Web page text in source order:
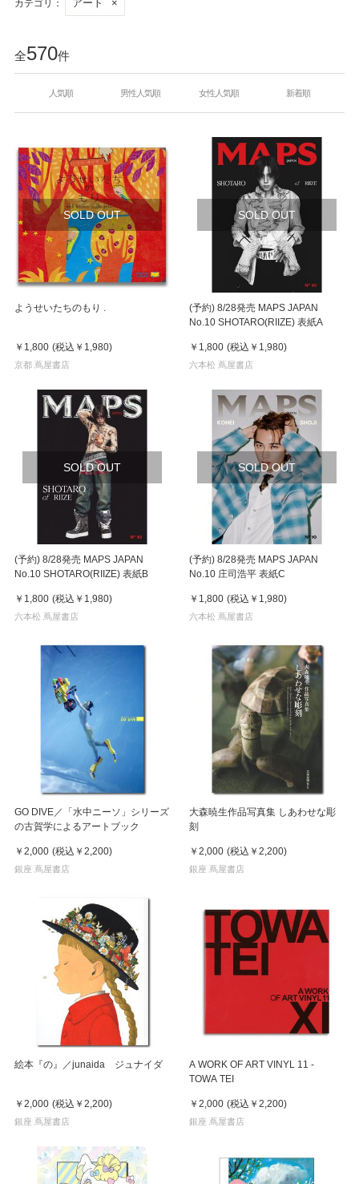
カテゴリ： アート ×
全570件
人気順 男性人気順 女性人気順 新着順
SOLD OUT
ようせいたちのもり .
￥1,800 (税込 ￥1,980)
京都 蔦屋書店
SOLD OUT
(予約) 8/28発売 MAPS JAPAN
No.10 SHOTARO(RIIZE) 表紙A
￥1,800 (税込 ￥1,980)
六本松 蔦屋書店
SOLD OUT
(予約) 8/28発売 MAPS JAPAN
No.10 SHOTARO(RIIZE) 表紙B
￥1,800 (税込 ￥1,980)
六本松 蔦屋書店
SOLD OUT
(予約) 8/28発売 MAPS JAPAN
No.10 庄司浩平 表紙C
￥1,800 (税込 ￥1,980)
六本松 蔦屋書店
GO DIVE／「水中ニーソ」シリーズ
の古賀学によるアートブック
￥2,000 (税込 ￥2,200)
銀座 蔦屋書店
大森暁生作品写真集 しあわせな彫
刻
￥2,000 (税込 ￥2,200)
銀座 蔦屋書店
絵本『の』／junaida ジュナイダ
￥2,000 (税込 ￥2,200)
銀座 蔦屋書店
A WORK OF ART VINYL 11 -
TOWA TEI
￥2,000 (税込 ￥2,200)
銀座 蔦屋書店